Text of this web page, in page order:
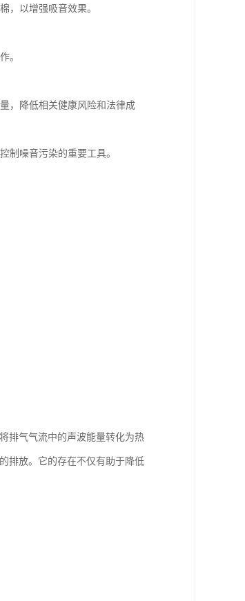
，以增强吸音效果。
。
，降低相关健康风险和法律成
制噪音污染的重要工具。
排气气流中的声波能量转化为热
排放。它的存在不仅有助于降低